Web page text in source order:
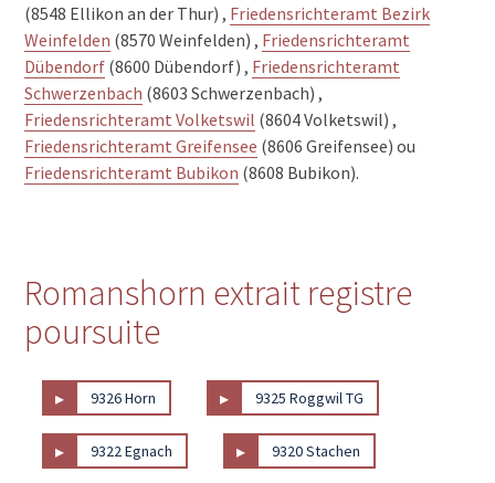
(8548 Ellikon an der Thur) , Friedensrichteramt Bezirk
Weinfelden (8570 Weinfelden) , Friedensrichteramt
Dübendorf (8600 Dübendorf) , Friedensrichteramt
Schwerzenbach (8603 Schwerzenbach) ,
Friedensrichteramt Volketswil (8604 Volketswil) ,
Friedensrichteramt Greifensee (8606 Greifensee) ou
Friedensrichteramt Bubikon (8608 Bubikon).
Romanshorn extrait registre
poursuite
▸ 9326 Horn ▸ 9325 Roggwil TG
▸ 9322 Egnach ▸ 9320 Stachen